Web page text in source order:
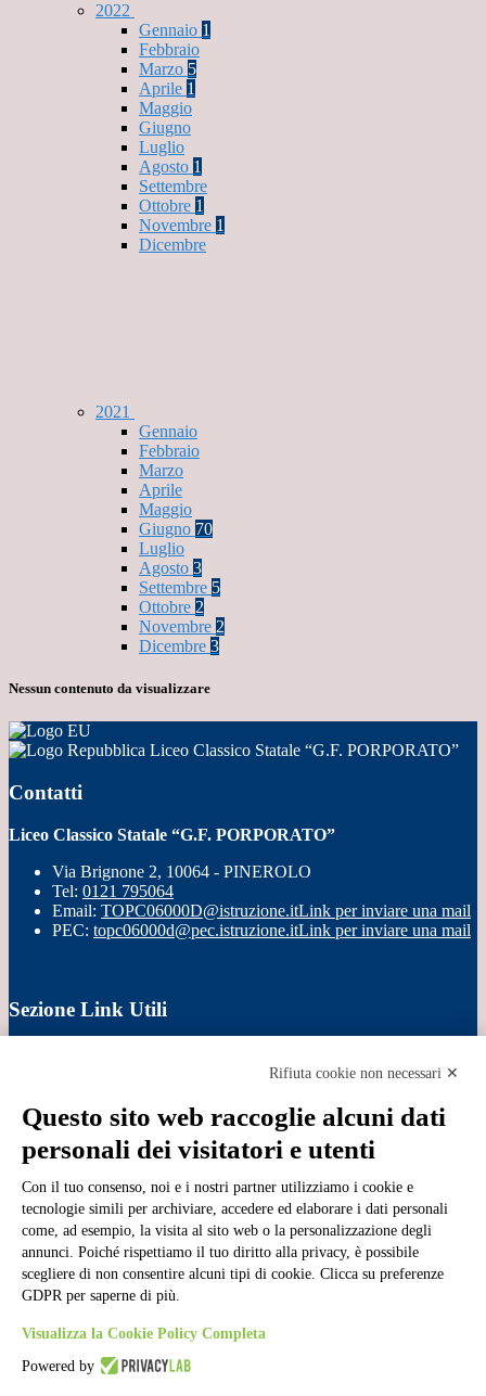
2022
Gennaio 1
Febbraio
Marzo 5
Aprile 1
Maggio
Giugno
Luglio
Agosto 1
Settembre
Ottobre 1
Novembre 1
Dicembre
2021
Gennaio
Febbraio
Marzo
Aprile
Maggio
Giugno 70
Luglio
Agosto 3
Settembre 5
Ottobre 2
Novembre 2
Dicembre 3
Nessun contenuto da visualizzare
Liceo Classico Statale “G.F. PORPORATO”
Contatti
Liceo Classico Statale “G.F. PORPORATO”
Via Brignone 2, 10064 - PINEROLO
Tel: 0121 795064
Email: TOPC06000D@istruzione.itLink per inviare una mail
PEC: topc06000d@pec.istruzione.itLink per inviare una mail
Sezione Link Utili
Ufficio Relazioni con il Pubblico
Dichiarazione di accessibilità
Obiettivi di accessibilità
Gestione consensi cookie
Amministrazione trasparente
Pagina visualizzata
22086 volte
Sezione Copyright
Copyright 2026 | Engineered and powered by Gruppo Spaggiari
Parma S.p.A. | Divisione Publishing & New Social Media
Rifiuta cookie non necessari ✕
Questo sito web raccoglie alcuni dati
personali dei visitatori e utenti
Con il tuo consenso, noi e i nostri partner utilizziamo i cookie e
tecnologie simili per archiviare, accedere ed elaborare i dati personali
come, ad esempio, la visita al sito web o la personalizzazione degli
annunci. Poiché rispettiamo il tuo diritto alla privacy, è possibile
scegliere di non consentire alcuni tipi di cookie. Clicca su preferenze
GDPR per saperne di più.
Visualizza la Cookie Policy Completa
Powered by